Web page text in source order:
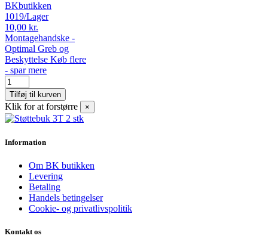
BKbutikken
1019/Lager
10,00 kr.
Montagehandske -
Optimal Greb og
Beskyttelse Køb flere
- spar mere
Tilføj til kurven
Klik for at forstørre ×
Information
Om BK butikken
Levering
Betaling
Handels betingelser
Cookie- og privatlivspolitik
Kontakt os